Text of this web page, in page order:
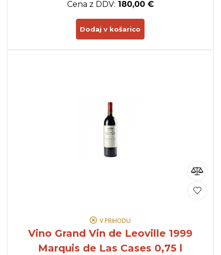
Cena z DDV: 180,00 €
Dodaj v košarico
V PRIHODU
Vino Grand Vin de Leoville 1999
Marquis de Las Cases 0,75 l